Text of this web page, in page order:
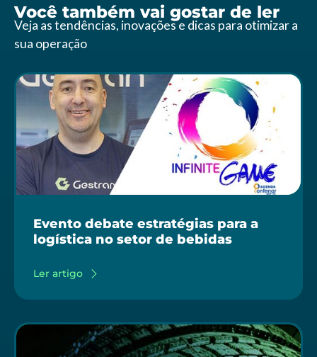
Você também vai gostar de ler
Veja as tendências, inovações e dicas para otimizar a
sua operação
Evento debate estratégias para a
logística no setor de bebidas
Ler artigo